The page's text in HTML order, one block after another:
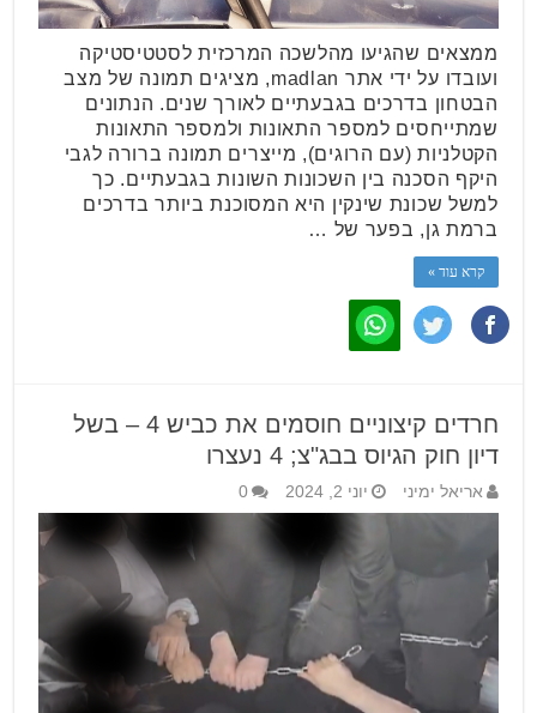
ממצאים שהגיעו מהלשכה המרכזית לסטטיסטיקה
ועובדו על ידי אתר madlan, מציגים תמונה של מצב
הבטחון בדרכים בגבעתיים לאורך שנים. הנתונים
שמתייחסים למספר התאונות ולמספר התאונות
הקטלניות (עם הרוגים), מייצרים תמונה ברורה לגבי
היקף הסכנה בין השכונות השונות בגבעתיים. כך
למשל שכונת שינקין היא המסוכנת ביותר בדרכים
ברמת גן, בפער של …
קרא עוד »
חרדים קיצוניים חוסמים את כביש 4 – בשל
דיון חוק הגיוס בבג"צ; 4 נעצרו
אריאל ימיני יוני 2, 2024 0